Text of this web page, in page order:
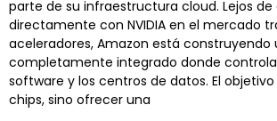
parte de su infraestructura cloud. Lejos
directamente con NVIDIA en el mercado
aceleradores, Amazon está construyendo
completamente integrado donde controla
software y los centros de datos. El
chips, sino ofrecer una